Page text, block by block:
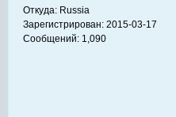
Откуда: Russia
Зарегистрирован: 2015-03-17
Сообщений: 1,090